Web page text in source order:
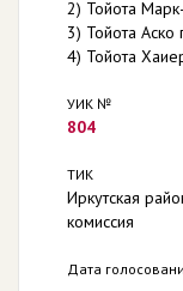
2) Тойота
3) Тойота
4) Тойота
УИК №
804
ТИК
Иркутская
комиссия
Дата